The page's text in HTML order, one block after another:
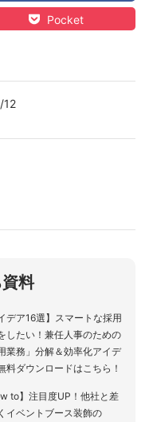
Pocket
12
料
デア16選】スマートな採用
したい！兼任人事のための
業務」分解＆効率化アイデ
料ダウンロードはこちら！
to】注目度UP！他社と差
イベントブース装飾の